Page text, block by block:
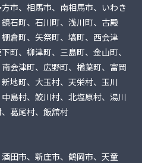
市、相馬市、南相馬市、いわき
石町、石川町、浅川町、古殿
倉町、矢祭町、塙町、西会津
町、柳津町、三島町、金山町、
会津町、広野町、楢葉町、富岡
地町、大玉村、天栄村、玉川
島村、鮫川村、北塩原村、湯川
葛尾村、飯舘村
田市、新庄市、鶴岡市、天童